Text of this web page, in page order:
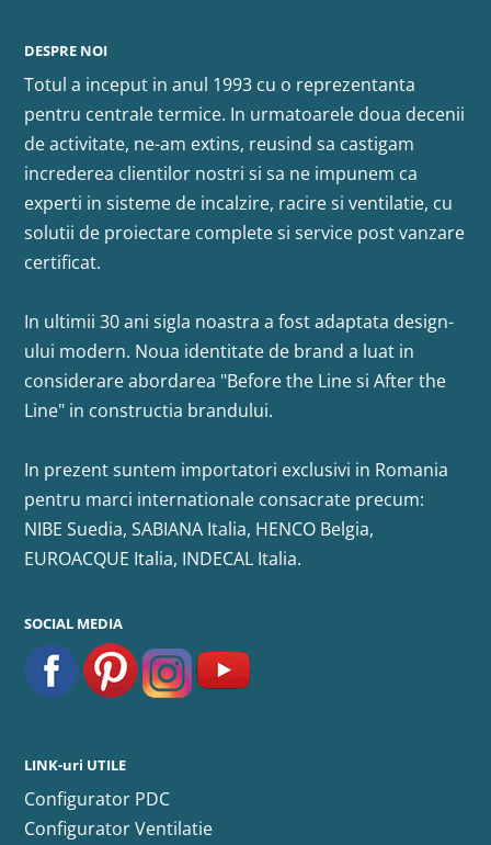
DESPRE NOI
Totul a inceput in anul 1993 cu o reprezentanta
pentru centrale termice. In urmatoarele doua decenii
de activitate, ne-am extins, reusind sa castigam
increderea clientilor nostri si sa ne impunem ca
experti in sisteme de incalzire, racire si ventilatie, cu
solutii de proiectare complete si service post vanzare
certificat.
In ultimii 30 ani sigla noastra a fost adaptata design-
ului modern. Noua identitate de brand a luat in
considerare abordarea "Before the Line si After the
Line" in constructia brandului.
In prezent suntem importatori exclusivi in Romania
pentru marci internationale consacrate precum:
NIBE Suedia, SABIANA Italia, HENCO Belgia,
EUROACQUE Italia, INDECAL Italia.
SOCIAL MEDIA
LINK-uri UTILE
Configurator PDC
Configurator Ventilatie